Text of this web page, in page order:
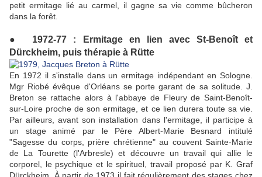
petit ermitage lié au carmel, il gagne sa vie comme bûcheron
dans la forêt.
● 1972-77 : Ermitage en lien avec St-Benoît et
Dürckheim, puis thérapie à Rütte
En 1972 il s'installe dans un ermitage indépendant en Sologne.
Mgr Riobé évêque d'Orléans se porte garant de sa solitude. J.
Breton se rattache alors à l'abbaye de Fleury de Saint-Benoît-
sur-Loire proche de son ermitage, et ce lien durera toute sa vie.
Par ailleurs, avant son installation dans l'ermitage, il participe à
un stage animé par le Père Albert-Marie Besnard intitulé
"Sagesse du corps, prière chrétienne" au couvent Sainte-Marie
de La Tourette (l'Arbresle) et découvre un travail qui allie le
corporel, le psychique et le spirituel, travail proposé par K. Graf